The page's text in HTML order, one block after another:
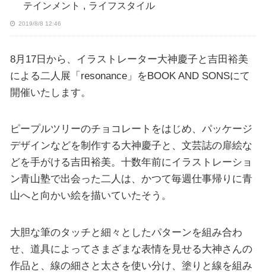
テインメント , ライフスタイル
2019/8/8 12:46
8月17日から、イラストレーター大神慶子と吉田裕美
による二人展「resonance」をBOOK AND SONSにて
開催いたします。
ピープルツリーのチョコレートをはじめ、パッケージ
デザインなどを制作する大神慶子と、文芸誌の扉絵な
どを手がける吉田裕美。十数年前にイラストレーショ
ン青山塾で出会った二人は、かつて毎週仕事帰りに青
山へと向かい絵を描いていたそう。
大胆な筆のタッチと細々としたパターンを組み合わ
せ、道具によってさまざまな表情を見せる大神さんの
作品と、線の細さと太さを使い分け、塗りと線を組み